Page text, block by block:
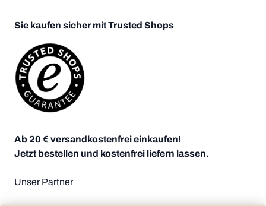
Sie kaufen sicher mit Trusted Shops
Ab 20 € versandkostenfrei einkaufen!
Jetzt bestellen und kostenfrei liefern lassen.
Unser Partner